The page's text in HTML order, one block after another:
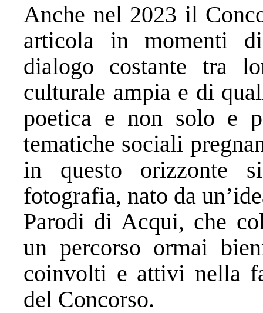
Anche nel 2023 il
articola in momenti
dialogo costante tra
culturale ampia e di
poetica e non solo e
tematiche sociali
in questo orizzonte
fotografia, nato da
Parodi di Acqui, che
un percorso ormai
coinvolti e attivi nella
del Concorso.